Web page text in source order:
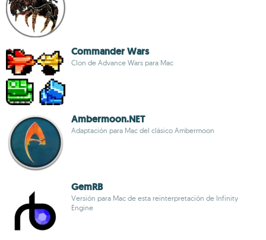
Commander Wars
Clon de Advance Wars para Mac
Ambermoon.NET
Adaptación para Mac del clásico Ambermoon
GemRB
Versión para Mac de esta reinterpretación de Infinity
Engine